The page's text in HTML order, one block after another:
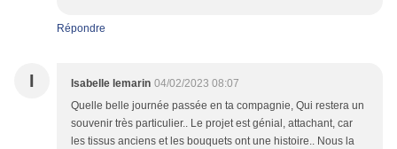
Répondre
I Isabelle lemarin 04/02/2023 08:07
Quelle belle journée passée en ta compagnie, Qui restera un
souvenir très particulier.. Le projet est génial, attachant, car
les tissus anciens et les bouquets ont une histoire.. Nous la